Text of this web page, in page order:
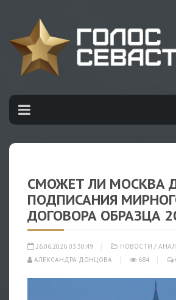
СМОЖЕТ ЛИ МОСКВА
ПОДПИСАНИЯ
ДОГОВОРА ОБРАЗЦА
26.06.2026 03:30:49 НОВОСТИ /
АЛЕКСАНДРА ДОНЦОВА
684